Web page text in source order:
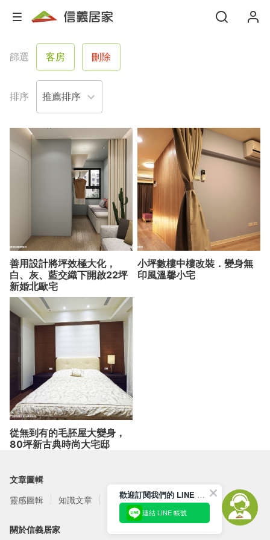
篩選 客房 刪除
排序
善用設計將坪效極大化，
白、灰、藍交織下開啟22坪
新婚北歐宅
小坪數樓中樓改裝．變身無
印風溫馨小宅
從無到有的毛胚屋大變身，
80坪新古典時尚大宅邸
文章圖輯
靈感圖輯
知識文章 訂閱電子報
關於信義居家
歡迎訂閱我們的 LINE 官方帳號
連結 LINE 帳號